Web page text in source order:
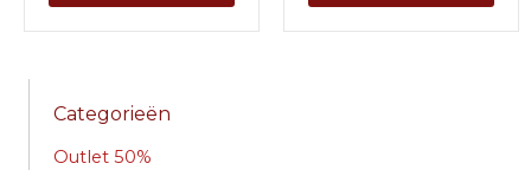
Categorieën
Outlet 50%